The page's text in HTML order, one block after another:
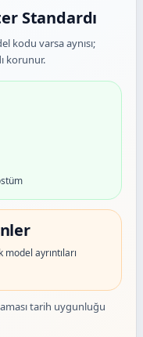
Standardı
kodu varsa aynısı;
korunur.
ayrıntıları
tarih uygunluğu